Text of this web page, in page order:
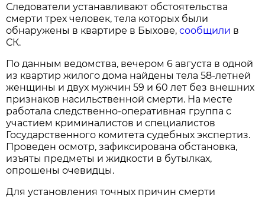
Следователи устанавливают обстоятельства
смерти трех человек, тела которых были
обнаружены в квартире в Быхове,сообщили в
СК.
По данным ведомства, вечером 6 августа в одной
из квартир жилого дома найдены тела 58-летней
женщины и двух мужчин 59 и 60 лет без внешних
признаков насильственной смерти. На месте
работала следственно-оперативная группа с
участием криминалистов и специалистов
Государственного комитета судебных экспертиз.
Проведен осмотр, зафиксирована обстановка,
изъяты предметы и жидкости в бутылках,
опрошены очевидцы.
Для установления точных причин смерти